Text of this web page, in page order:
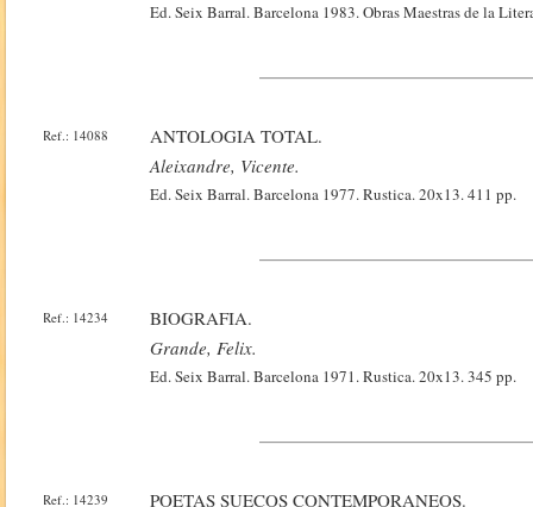
Ed. Seix Barral. Barcelona 1983. Obras Maestras de la
Ref.: 14088
ANTOLOGIA TOTAL.
Aleixandre, Vicente.
Ed. Seix Barral. Barcelona 1977. Rustica. 20x13. 411 pp.
Ref.: 14234
BIOGRAFIA.
Grande, Felix.
Ed. Seix Barral. Barcelona 1971. Rustica. 20x13. 345 pp.
Ref.: 14239
POETAS SUECOS CONTEMPORANEOS.